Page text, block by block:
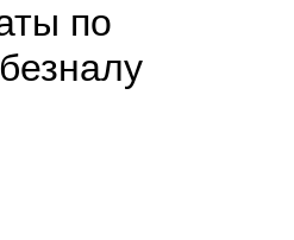
по